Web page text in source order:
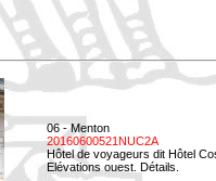
06 - Menton
20160600521NUC2A
Hôtel de voyageurs dit Hôtel
Elévations ouest. Détails.